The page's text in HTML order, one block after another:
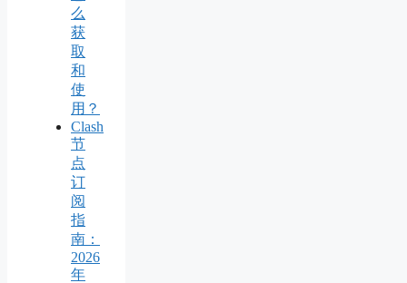
么
获
取
和
使
用？
Clash
节
点
订
阅
指
南：
2026
年